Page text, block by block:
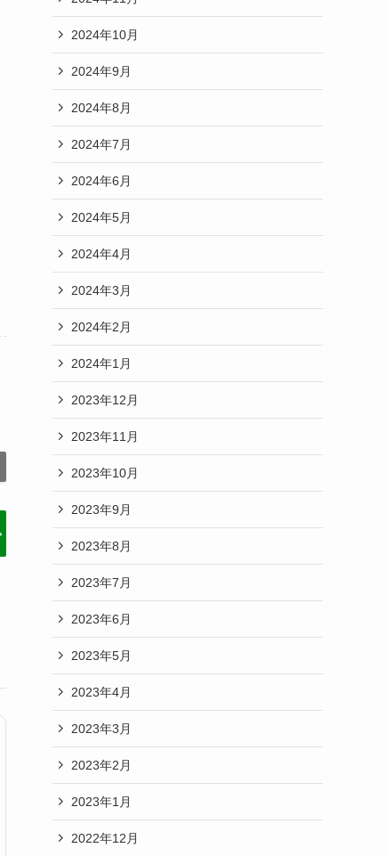
2024年10月
2024年9月
2024年8月
2024年7月
2024年6月
2024年5月
2024年4月
2024年3月
2024年2月
2024年1月
2023年12月
2023年11月
2023年10月
2023年9月
2023年8月
2023年7月
2023年6月
2023年5月
2023年4月
2023年3月
2023年2月
2023年1月
2022年12月